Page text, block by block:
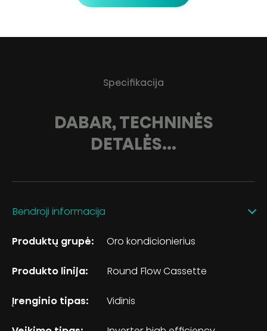
Specifikacija
DABAR, TECHNINĖS
DETALĖS...
Bendroji informacija
Produktų grupė: Oro kondicionierius
Produkto linija: Round Flow Cassette
Įrenginio tipas: Vidinis